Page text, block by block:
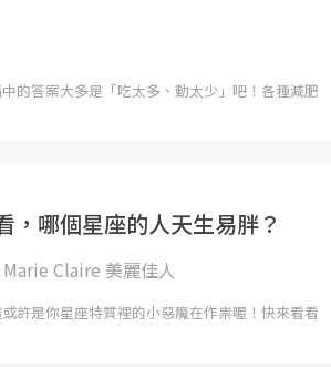
的答案大多是「吃太多、動太少」吧！各種減肥
，哪個星座的人天生易胖？
Claire 美麗佳人
許是你星座特質裡的小惡魔在作祟喔！快來看看